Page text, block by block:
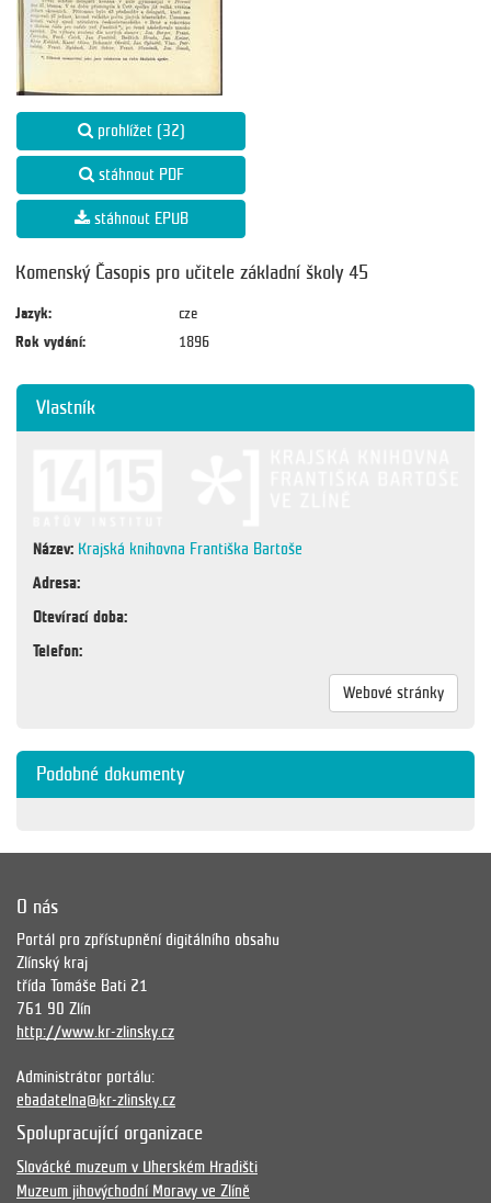
prohlížet (32)
stáhnout PDF
stáhnout EPUB
Komenský Časopis pro učitele základní školy 45
Jazyk:
cze
Rok vydání:
1896
Vlastník
Název: Krajská knihovna Františka Bartoše
Adresa:
Otevírací doba:
Telefon:
Webové stránky
Podobné dokumenty
O nás
Portál pro zpřístupnění digitálního obsahu
Zlínský kraj
třída Tomáše Bati 21
761 90 Zlín
http://www.kr-zlinsky.cz
Administrátor portálu:
ebadatelna@kr-zlinsky.cz
Spolupracující organizace
Slovácké muzeum v Uherském Hradišti
Muzeum jihovýchodní Moravy ve Zlíně